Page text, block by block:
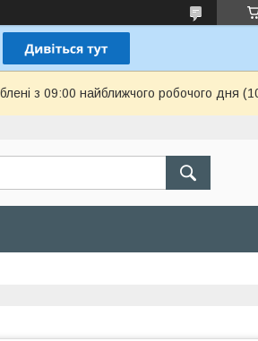
з 09:00 найближчого робочого дня